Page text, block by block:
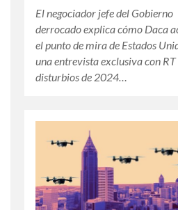
El negociador jefe del Gobierno
derrocado explica cómo Daca
el punto de mira de Estados
una entrevista exclusiva con RT
disturbios de 2024…